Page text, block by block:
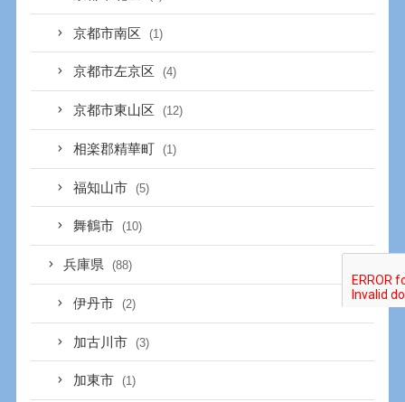
京都市南区 (1)
京都市左京区 (4)
京都市東山区 (12)
相楽郡精華町 (1)
福知山市 (5)
舞鶴市 (10)
兵庫県 (88)
伊丹市 (2)
加古川市 (3)
加東市 (1)